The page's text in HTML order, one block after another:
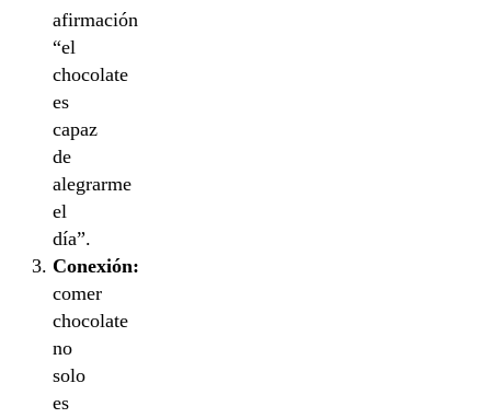
afirmación
“el
chocolate
es
capaz
de
alegrarme
el
día”.
Conexión:
comer
chocolate
no
solo
es